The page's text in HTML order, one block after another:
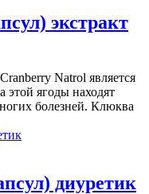
экстракт
Natrol является
этой ягоды находят
болезней. Клюква
диуретик